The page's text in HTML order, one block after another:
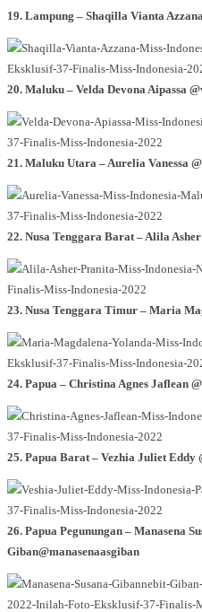
19. Lampung – Shaqilla Vianta
20. Maluku – Velda Devona Aipassa
21. Maluku Utara – Aurelia Vanessa
22. Nusa Tenggara Barat – Alila
23. Nusa Tenggara Timur – Maria
24. Papua – Christina Agnes Jaflean
25. Papua Barat – Vezhia Juliet Eddy
26. Papua Pegunungan – Manasena
Giban@manasenaasgiban